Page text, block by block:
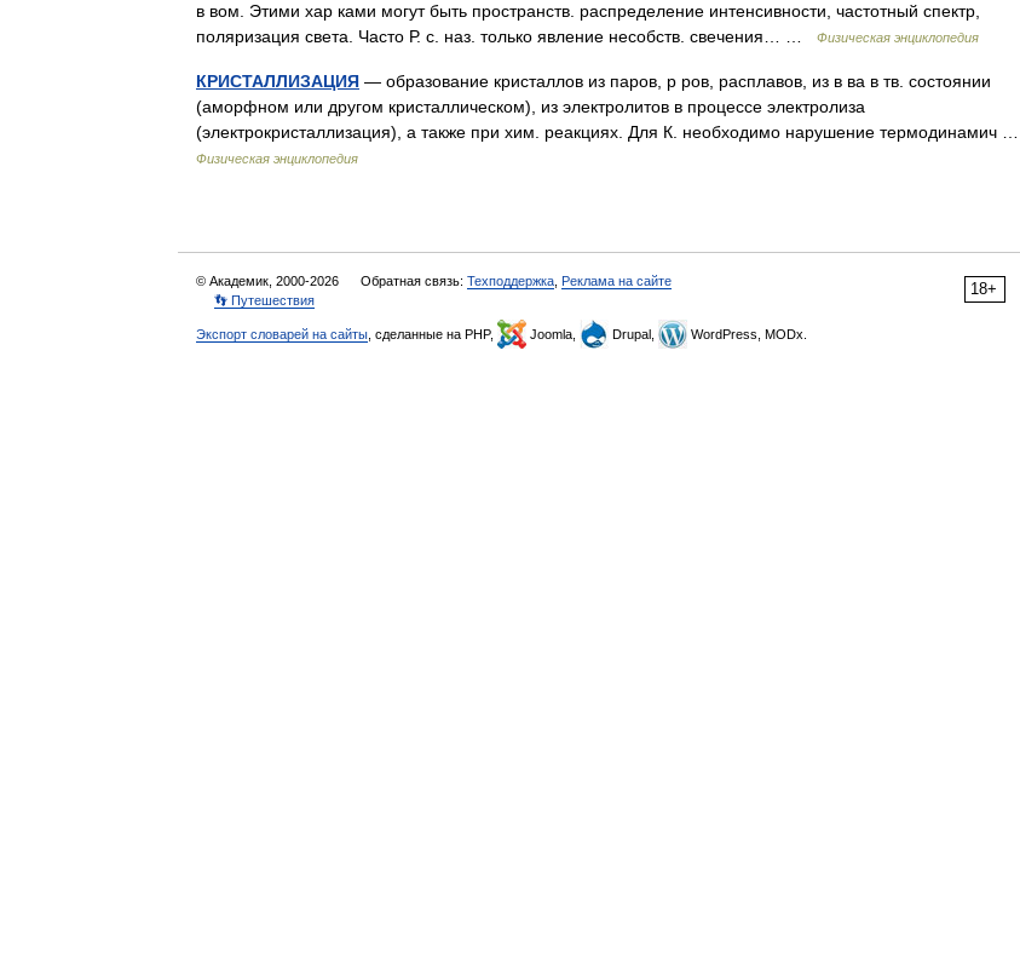
в вом. Этими хар ками могут быть пространств. распределение интенсивности, частотный спектр,
поляризация света. Часто Р. с. наз. только явление несобств. свечения… …
Физическая энциклопедия
КРИСТАЛЛИЗАЦИЯ — образование кристаллов из паров, р ров, расплавов, из в ва в тв. состоянии
(аморфном или другом кристаллическом), из электролитов в процессе электролиза
(электрокристаллизация), а также при хим. реакциях. Для К. необходимо нарушение термодинамич …
Физическая энциклопедия
18+
© Академик, 2000-2026 Обратная связь: Техподдержка Реклама на сайте
👣 Путешествия
Экспорт словарей на сайты , сделанные на PHP, Joomla, Drupal, WordPress, MODx.